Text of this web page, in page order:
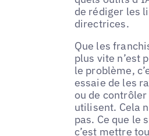
de rédiger les
directrices.
Que les
plus vite n’est
le problème,
essaie de les
ou de
utilisent. Cela
pas. Ce que le
c’est mettre